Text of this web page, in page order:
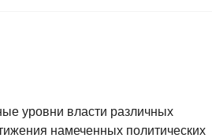
уровни власти различных
намеченных политических